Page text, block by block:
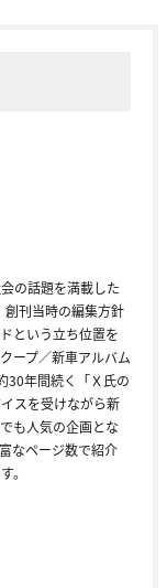
の話題を満載した
創刊当時の編集方針
という立ち位置を
ープ／新車アルバム
30年間続く「Ｘ氏の
スを受けながら新
も人気の企画とな
なページ数で紹介
。